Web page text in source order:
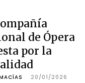
de Ópera
por la
20/01/2026